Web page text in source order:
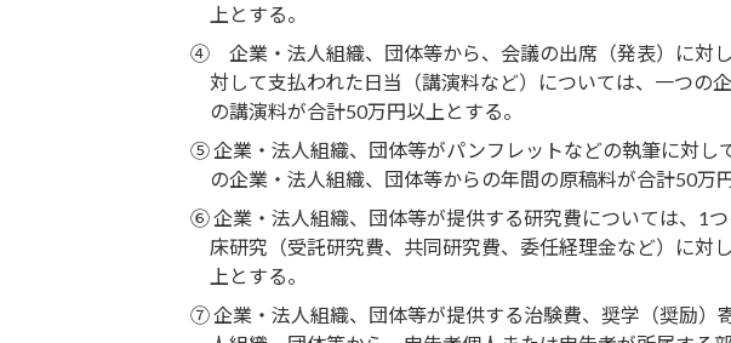
上とする。
④ 企業・法人組織、団体等から、会議の出席（発表）に対
対して支払われた日当（講演料など）については、一つの
の講演料が合計50万円以上とする。
⑤ 企業・法人組織、団体等がパンフレットなどの執筆に対し
の企業・法人組織、団体等からの年間の原稿料が合計50万
⑥ 企業・法人組織、団体等が提供する研究費については、1
床研究（受託研究費、共同研究費、委任経理金など）に対
上とする。
⑦ 企業・法人組織、団体等が提供する治験費、奨学（奨励）